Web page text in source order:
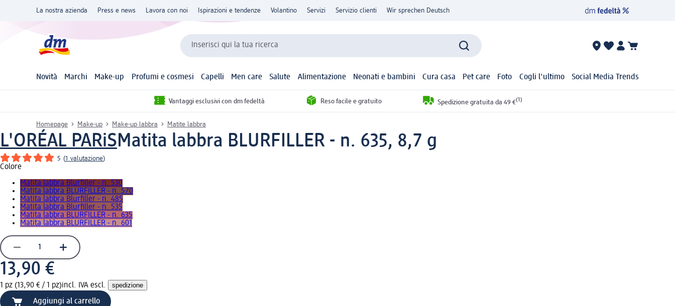
La nostra azienda Press e news Lavora con noi Ispirazioni e tendenze Volantino Servizi Servizio clienti Wir sprechen Deutsch
Inserisci qui la tua ricerca
Novità Marchi Make-up Profumi e cosmesi Capelli Men care Salute Alimentazione Neonati e bambini Cura casa Pet care Foto Cogli l'ultimo Social Media Trends
Vantaggi esclusivi con dm fedeltà Reso facile e gratuito Spedizione gratuita da 49 €(1)
Homepage Make-up Make-up labbra Matite labbra
L'ORÉAL PARiSMatita labbra BLURFILLER - n. 635, 8,7 g
5 (1 valutazione)
Colore
Matita labbra Blurfiller - n. 530
Matita labbra BLURFILLER - n. 570
Matita labbra Blurfiller - n. 485
Matita labbra Blurfiller - n. 535
Matita labbra BLURFILLER - n. 635
Matita labbra BLURFILLER - n. 601
13,90 €
1 pz (13,90 € / 1 pz)incl. IVA escl. spedizione
Aggiungi al carrello